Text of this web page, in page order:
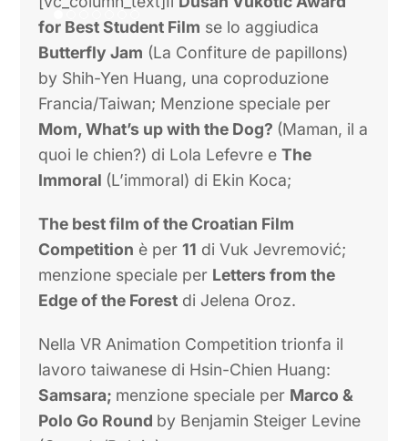
(Francia/Giappone) e la seconda perThe
Crossing(La traverse) di Florence Miailhe
(Francia/Germania/Repubblica ceca).
[/vc_column_text]
[vc_column_text]Il Dušan Vukotić Award
for Best Student Filmse lo aggiudica
Butterfly Jam(La Confiture de papillons)
by Shih-Yen Huang, una coproduzione
Francia/Taiwan; Menzione speciale per
(Maman, il a
quoi le chien?) di Lola Lefevre e
Immoral(L’immoral) di Ekin Koca;